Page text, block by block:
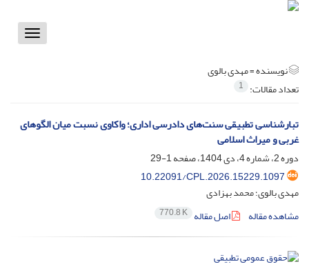
Toggle
نویسنده =مهدی بالوی
تعداد مقالات: 1
تبارشناسی تطبیقی سنت‌های دادرسی اداری؛ واکاوی نسبت میان الگوهای
غربی و میراث اسلامی
دوره 2، شماره 4، دی 1404، صفحه
1-29
10.22091/CPL.2026.15229.1097
مهدی بالوی؛ محمد بهزادی
مشاهده مقاله
اصل مقاله 770.8 K